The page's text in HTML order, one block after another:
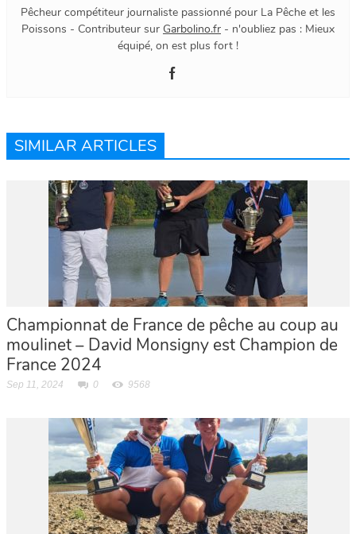
Pêcheur compétiteur journaliste passionné pour La Pêche et les
Poissons - Contributeur sur Garbolino.fr - n'oubliez pas : Mieux
équipé, on est plus fort !
SIMILAR ARTICLES
Championnat de France de pêche au coup au
moulinet – David Monsigny est Champion de
France 2024
Sep 11, 2024 0 9568